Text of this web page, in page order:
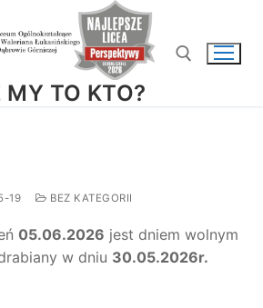
MY TO KTO?
19 BEZ KATEGORII
05.06.2026 jest dniem wolnym
w dniu 30.05.2026r.